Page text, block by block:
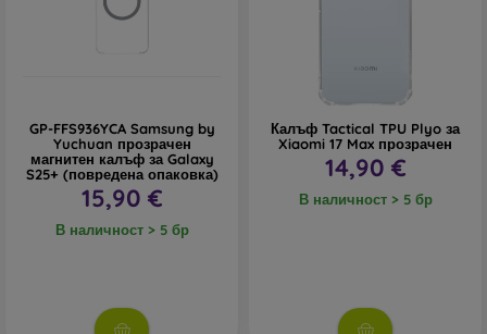
GP-FFS936YCA Samsung by
Yuchuan прозрачен
магнитен калъф за Galaxy
S25+ (повредена опаковка)
15,90 €
В наличност > 5 бр
Калъф Tactical TPU Plyo за
Xiaomi 17 Max прозрачен
14,90 €
В наличност > 5 бр